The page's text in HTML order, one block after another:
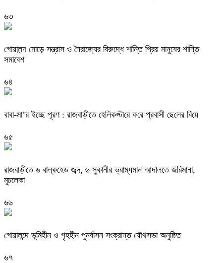
৬৩
গোয়ালন্দ মোড়ে সন্ত্রাস ও নৈরাজ্যের বিরুদ্ধে শান্তি প্রিয় মানুষের শান্তি
সমাবেশ
৬৪
বাবা-মা’র ইচ্ছে পূরণ : রাজবাড়ীতে হেলিকপ্টা‌রে ক‌রে প্রবাসী ছে‌লের বি‌য়ে
৬৫
রাজবাড়ীতে ৬ বাল্কহেড জব্দ, ৬ সুকানীর ভ্রাম্যমান আদালতে জরিমানা,
মুচলেকা
৬৬
গোয়ালন্দে ভূমিহীন ও গৃহহীন পুনর্বাসন সংক্রান্ত যৌথসভা অনুষ্ঠিত
৬৭